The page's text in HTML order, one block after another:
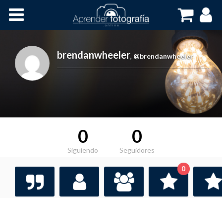
Cursos OnLine
brendanwheeler, @brendanwheeler
0
Siguiendo
0
Seguidores
0